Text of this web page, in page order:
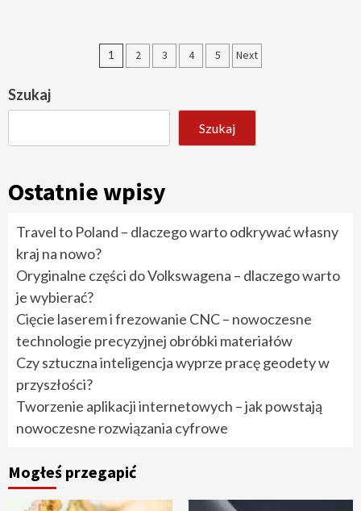
Stronicowanie
1 2 3 4 5 Next
Szukaj
Szukaj
Ostatnie wpisy
Travel to Poland – dlaczego warto odkrywać własny
kraj na nowo?
Oryginalne części do Volkswagena – dlaczego warto
je wybierać?
Cięcie laserem i frezowanie CNC – nowoczesne
technologie precyzyjnej obróbki materiałów
Czy sztuczna inteligencja wyprze pracę geodety w
przyszłości?
Tworzenie aplikacji internetowych – jak powstają
nowoczesne rozwiązania cyfrowe
Mogłeś przegapić